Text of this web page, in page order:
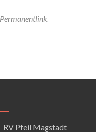
Permanentlink.
RV Pfeil Magstadt